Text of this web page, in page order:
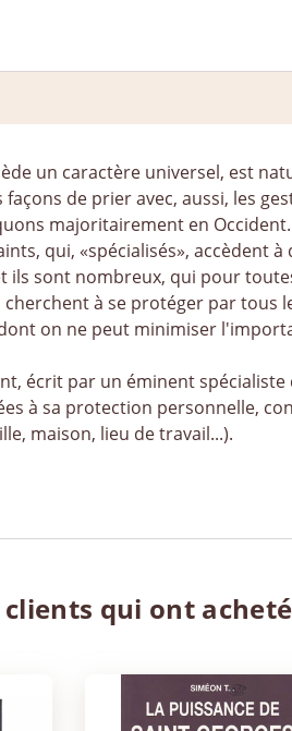
un caractère universel, est
de prier avec, aussi, les
majoritairement en
qui, «spécialisés», accèdent
ils sont nombreux, qui pour
à se protéger par tous
on ne peut minimiser
écrit par un éminent
à sa protection personnelle,
maison, lieu de travail...).
clients qui ont